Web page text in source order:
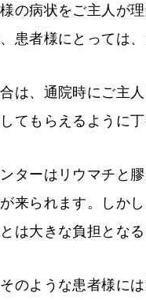
の病状をご主人が
患者様にとっては
は、通院時にご主
てもらえるように
ターはリウマチと
来られます。しか
は大きな負担となる
のような患者様に